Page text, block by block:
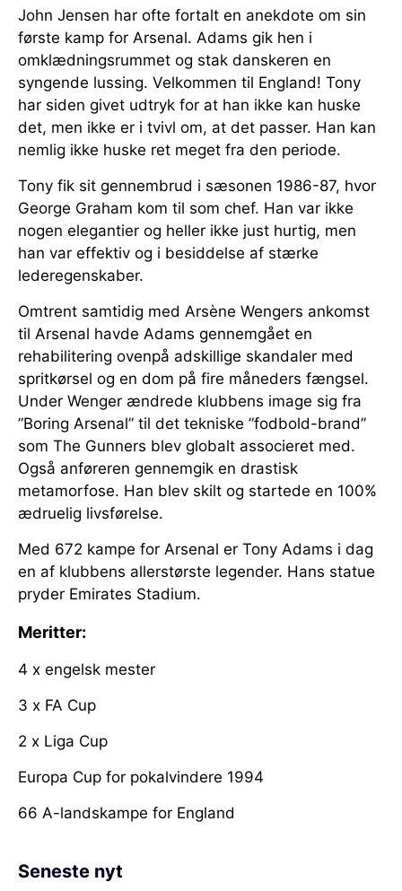
John Jensen har ofte fortalt en anekdote om sin
første kamp for Arsenal. Adams gik hen i
omklædningsrummet og stak danskeren en
syngende lussing. Velkommen til England! Tony
har siden givet udtryk for at han ikke kan huske
det, men ikke er i tvivl om, at det passer. Han kan
nemlig ikke huske ret meget fra den periode.
Tony fik sit gennembrud i sæsonen 1986-87, hvor
George Graham kom til som chef. Han var ikke
nogen elegantier og heller ikke just hurtig, men
han var effektiv og i besiddelse af stærke
lederegenskaber.
Omtrent samtidig med Arsène Wengers ankomst
til Arsenal havde Adams gennemgået en
rehabilitering ovenpå adskillige skandaler med
spritkørsel og en dom på fire måneders fængsel.
Under Wenger ændrede klubbens image sig fra
”Boring Arsenal” til det tekniske ”fodbold-brand”
som The Gunners blev globalt associeret med.
Også anføreren gennemgik en drastisk
metamorfose. Han blev skilt og startede en 100%
ædruelig livsførelse.
Med 672 kampe for Arsenal er Tony Adams i dag
en af klubbens allerstørste legender. Hans statue
pryder Emirates Stadium.
Meritter:
4 x engelsk mester
3 x FA Cup
2 x Liga Cup
Europa Cup for pokalvindere 1994
66 A-landskampe for England
Seneste nyt